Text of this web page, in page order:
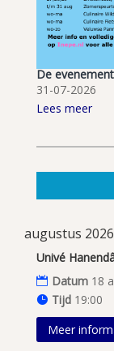
De
31-07-2026
Lees meer
augustus 2026
Univé
Datum 18
Tijd 19:00
Meer